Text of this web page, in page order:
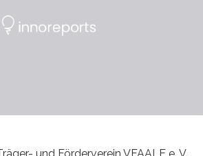
und Förderverein VFAALE e. V.